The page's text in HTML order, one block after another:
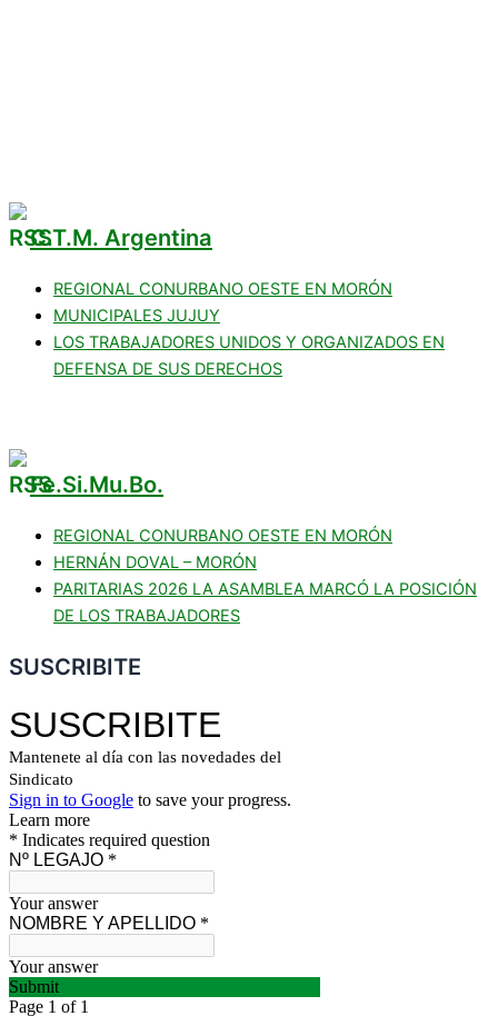
C.T.M. Argentina
REGIONAL CONURBANO OESTE EN MORÓN
MUNICIPALES JUJUY
LOS TRABAJADORES UNIDOS Y ORGANIZADOS EN
DEFENSA DE SUS DERECHOS
Fe.Si.Mu.Bo.
REGIONAL CONURBANO OESTE EN MORÓN
HERNÁN DOVAL – MORÓN
PARITARIAS 2026 LA ASAMBLEA MARCÓ LA POSICIÓN
DE LOS TRABAJADORES
SUSCRIBITE